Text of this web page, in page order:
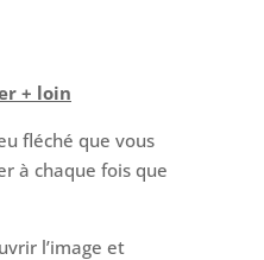
+ loin
fléché que vous
à chaque fois que
l’image et